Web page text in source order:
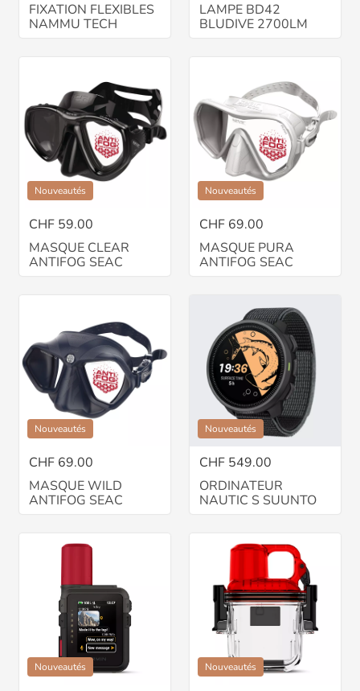
FIXATION FLEXIBLES
NAMMU TECH
LAMPE BD42
BLUDIVE 2700LM
Nouveautés
CHF 59.00
MASQUE CLEAR
ANTIFOG SEAC
Nouveautés
CHF 69.00
MASQUE PURA
ANTIFOG SEAC
Nouveautés
CHF 69.00
MASQUE WILD
ANTIFOG SEAC
Nouveautés
CHF 549.00
ORDINATEUR
NAUTIC S SUUNTO
Nouveautés Nouveautés